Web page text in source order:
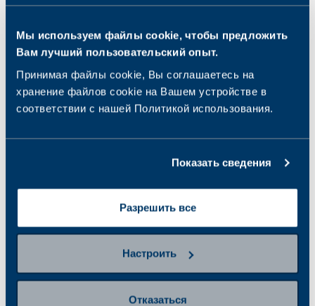
Мы используем файлы cookie, чтобы предложить
Вам лучший пользовательский опыт.
Принимая файлы cookie, Вы соглашаетесь на
хранение файлов cookie на Вашем устройстве в
соответствии с нашей Политикой использования.
Показать сведения
Разрешить все
Настроить
Отказаться
ПРОЧИТАЙТЕ БОЛЬШЕ